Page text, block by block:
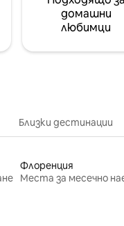
домашни
любимци
Близки дестинации
Флоренция
Места за месечно